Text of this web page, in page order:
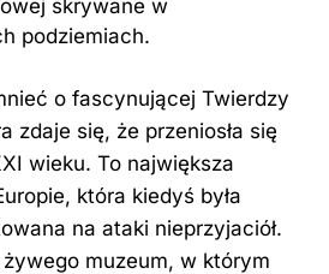
skrywane w
podziemiach.
o fascynującej Twierdzy
zdaje się, że przeniosła się
wieku. To największa
która kiedyś była
na ataki nieprzyjaciół.
żywego muzeum, w którym